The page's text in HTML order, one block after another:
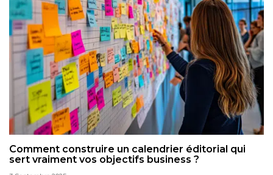
Comment construire un calendrier éditorial qui
sert vraiment vos objectifs business ?